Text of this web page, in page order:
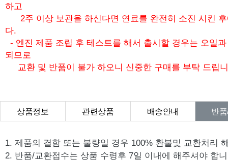
하고
2주 이상 보관을 하신다면 연료를 완전히 소진 시킨 후
다.
- 엔진 제품 조립 후 테스트를 해서 출시할 경우는 오일
되므로
교환 및 반품이 불가 하오니 신중한 구매를 부탁 드립
상품정보 관련상품 배송안내 반
1. 제품의 결함 또는 불량일 경우 100% 환불및 교환처리
2. 반품/교환접수는 상품 수령후 7일 이내에 해주셔야 합